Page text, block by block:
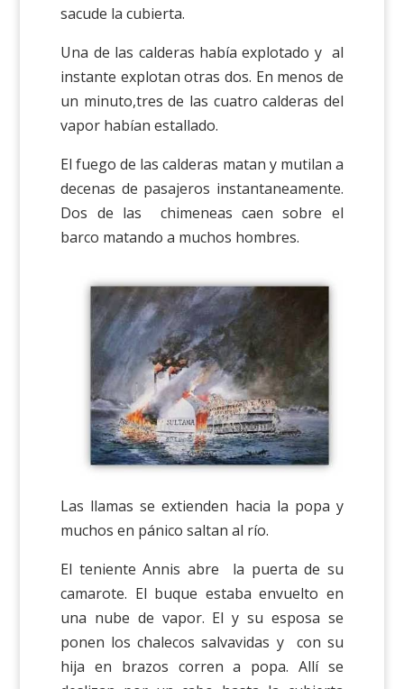
sacude la cubierta.
Una de las calderas había explotado y al
instante explotan otras dos. En menos de
un minuto,tres de las cuatro calderas del
vapor habían estallado.
El fuego de las calderas matan y mutilan a
decenas de pasajeros instantaneamente.
Dos de las chimeneas caen sobre el
barco matando a muchos hombres.
Las llamas se extienden hacia la popa y
muchos en pánico saltan al río.
El teniente Annis abre la puerta de su
camarote. El buque estaba envuelto en
una nube de vapor. El y su esposa se
ponen los chalecos salvavidas y con su
hija en brazos corren a popa. Allí se